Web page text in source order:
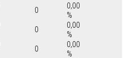
0
0,00
%
0
0,00
%
0
0,00
%